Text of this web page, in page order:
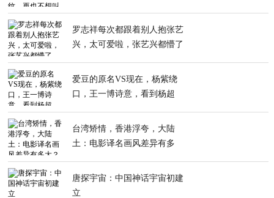
罗志祥每次都跟着别人抱张艺
兴，太可爱啦，张艺兴都懵了
爱豆的原名VS现在，杨紫绕
口，王一博诗意，看到杨超
台湾矫情，香港浮夸，大陆
土：电影译名画风差异有多
唐探宇宙：中国神话宇宙初建
立